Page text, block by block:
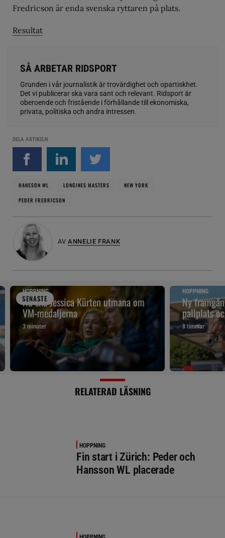
Fredricson är enda svenska ryttaren på plats.
Resultat
SÅ ARBETAR RIDSPORT
Grunden i vår journalistik är trovärdighet och opartiskhet.
Det vi publicerar ska vara sant och relevant. Ridsport är
oberoende och fristående i förhållande till ekonomiska,
privata, politiska och andra intressen.
DELA ARTIKELN
HANSSON WL LONGINES MASTERS
NEW YORK
PEDER FREDRICSON
AV ANNELIE FRANK
SENASTE
HOPPNING
Nu ska Jessica Kürten utmana om
VM-medaljerna
3 minuter
HOPPNING
Ny
pallplats
8 timmar
RELATERAD LÄSNING
HOPPNING
Fin start i Zürich: Peder och
Hansson WL placerade